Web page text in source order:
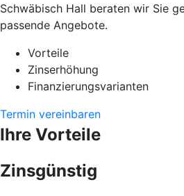
Schwäbisch Hall beraten wir Sie
passende Angebote.
Vorteile
Zinserhöhung
Finanzierungsvarianten
Termin vereinbaren
Ihre Vorteile
Zinsgünstig